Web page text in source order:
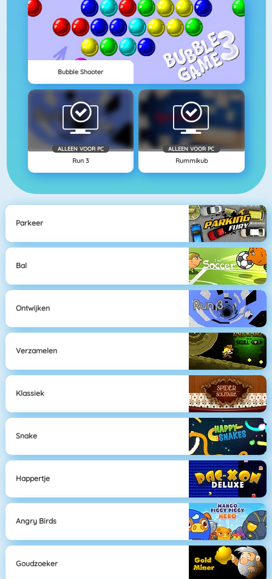
Bubble Shooter
ALLEEN VOOR PC
Run 3
ALLEEN VOOR PC
Rummikub
Parkeer
Bal
Ontwijken
Verzamelen
Klassiek
Snake
Happertje
Angry Birds
Goudzoeker